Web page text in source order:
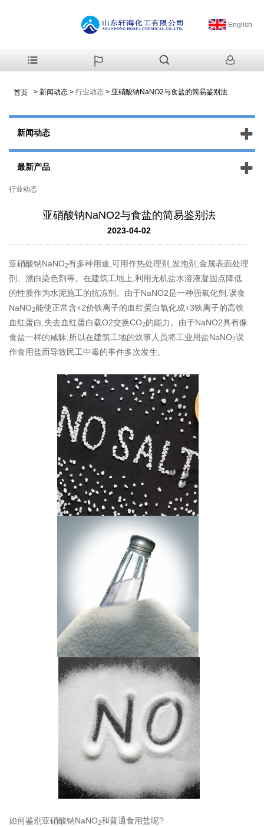
English
首页 > 新闻动态 > 行业动态 > 亚硝酸钠NaNO2与食盐的简易鉴别法
新闻动态
最新产品
行业动态
亚硝酸钠NaNO2与食盐的简易鉴别法
2023-04-02
亚硝酸钠NaNO2有多种用途,可用作热处理剂,发泡剂,金属表面处理
剂、漂白染色剂等。在建筑工地上,利用无机盐水溶液凝固点降低
的性质作为水泥施工的抗冻剂。由于NaNO2是一种强氧化剂,误食
NaNO2能使正常含+2价铁离子的血红蛋白氧化成+3铁离子的高铁
血红蛋白,失去血红蛋白载O2交换CO2的能力。由于NaNO2具有像
食盐一样的咸昧,所以在建筑工地的炊事人员将工业用盐NaNO2误
作食用盐而导致民工中毒的事件多次发生。
如何鉴别亚硝酸钠NaNO2和普通食用盐呢?